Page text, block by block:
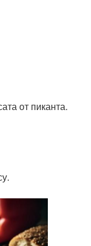
от пиканта.